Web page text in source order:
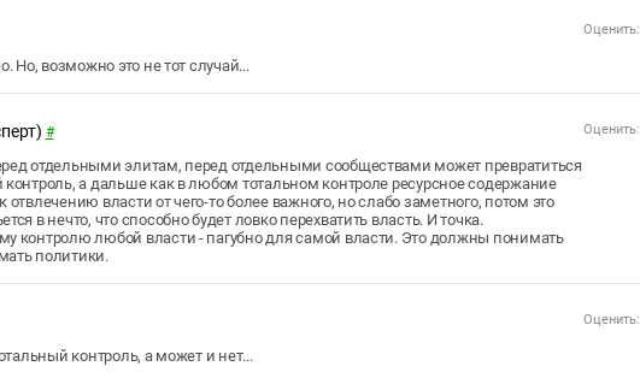
Оценить:
Но, возможно это не тот случай...
Оценить:
#
отдельными элитам, перед отдельными сообществами может превратиться
а дальше как в любом тотальном контроле ресурсное содержание
отвлечению власти от чего-то более важного, но слабо заметного, потом это
в нечто, что способно будет ловко перехватить власть. И точка.
контролю любой власти - пагубно для самой власти. Это должны понимать
политики.
Оценить:
контроль, а может и нет...